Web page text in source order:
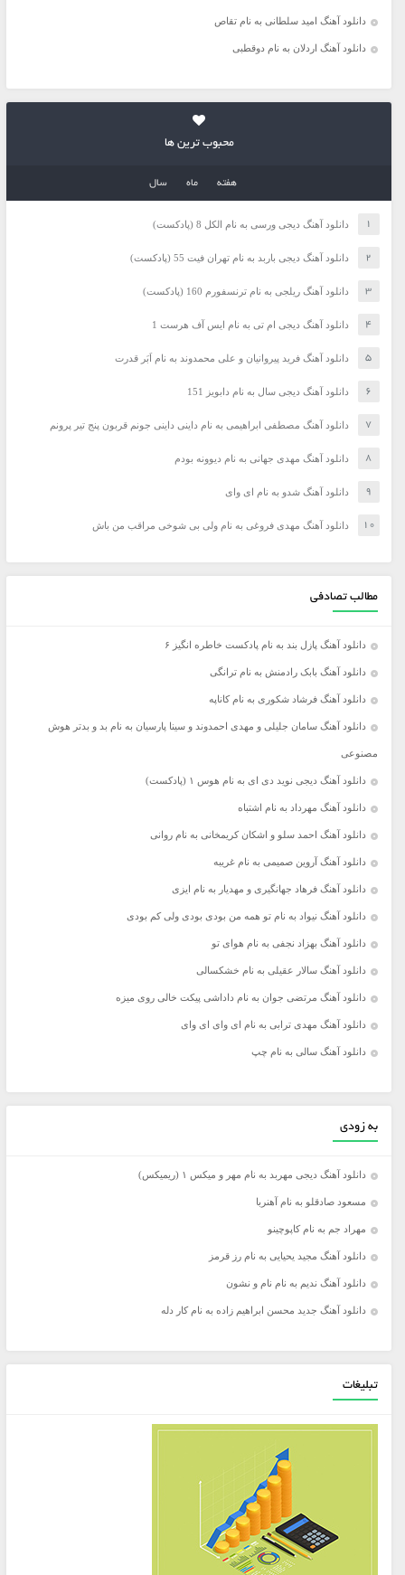
دانلود آهنگ امید سلطانی به نام تقاص
دانلود آهنگ اردلان به نام دوقطبی
محبوب ترین ها
هفته ماه سال
دانلود آهنگ دیجی ورسی به نام الکل 8 (پادکست)
دانلود آهنگ دیجی باربد به نام تهران فیت 55 (پادکست)
دانلود آهنگ ریلجی به نام ترنسفورم 160 (پادکست)
دانلود آهنگ دیجی ام تی به نام ایس آف هرست 1
دانلود آهنگ فرید پیروانیان و علی محمدوند به نام اَبَر قدرت
دانلود آهنگ دیجی سال به نام دابویز 151
دانلود آهنگ مصطفی ابراهیمی به نام داینی داینی جونم قربون پنج تیر پرونم
دانلود آهنگ مهدی جهانی به نام دیوونه بودم
دانلود آهنگ شدو به نام ای وای
دانلود آهنگ مهدی فروغی به نام ولی بی شوخی مراقب من باش
مطالب تصادفی
دانلود آهنگ پازل بند به نام پادکست خاطره انگیز ۶
دانلود آهنگ بابک رادمنش به نام ترانگی
دانلود آهنگ فرشاد شکوری به نام کاناپه
دانلود آهنگ سامان جلیلی و مهدی احمدوند و سینا پارسیان به نام بد و بدتر هوش
مصنوعی
دانلود آهنگ دیجی نوید دی ای به نام هوس ۱ (پادکست)
دانلود آهنگ مهرداد به نام اشتباه
دانلود آهنگ احمد سلو و اشکان کریمخانی به نام روانی
دانلود آهنگ آروین صمیمی به نام غریبه
دانلود آهنگ فرهاد جهانگیری و مهدیار به نام ایزی
دانلود آهنگ نیواد به نام تو همه من بودی بودی ولی کم بودی
دانلود آهنگ بهزاد نجفی به نام هوای تو
دانلود آهنگ سالار عقیلی به نام خشکسالی
دانلود آهنگ مرتضی جوان به نام داداشی پیکت خالی روی میزه
دانلود آهنگ مهدی ترابی به نام ای وای ای وای
دانلود آهنگ سالی به نام چپ
به زودی
دانلود آهنگ دیجی مهربد به نام مهر و میکس ۱ (ریمیکس)
مسعود صادقلو به نام آهنربا
مهراد جم به نام کاپوچینو
دانلود آهنگ مجید یحیایی به نام رز قرمز
دانلود آهنگ ندیم به نام نام و نشون
دانلود آهنگ جدید محسن ابراهیم زاده به نام کار دله
تبلیغات